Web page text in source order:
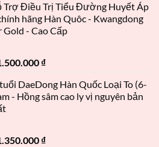
Trợ Điều Trị Tiểu Đường Huyết Áp
hãng Hàn Quôc - Kwangdong
Gold - Cao Cấp
₫
DaeDong Hàn Quốc Loại To (6-
- Hồng sâm cao ly vị nguyên bản
₫